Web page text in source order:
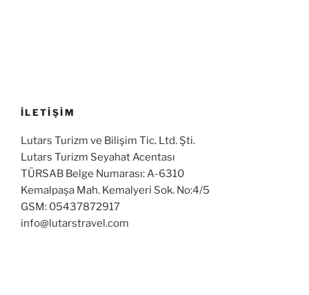
İLETİŞİM
Lutars Turizm ve Bilişim Tic. Ltd. Şti.
Lutars Turizm Seyahat Acentası
TÜRSAB Belge Numarası: A-6310
Kemalpaşa Mah. Kemalyeri Sok. No:4/5
GSM: 05437872917
info@lutarstravel.com